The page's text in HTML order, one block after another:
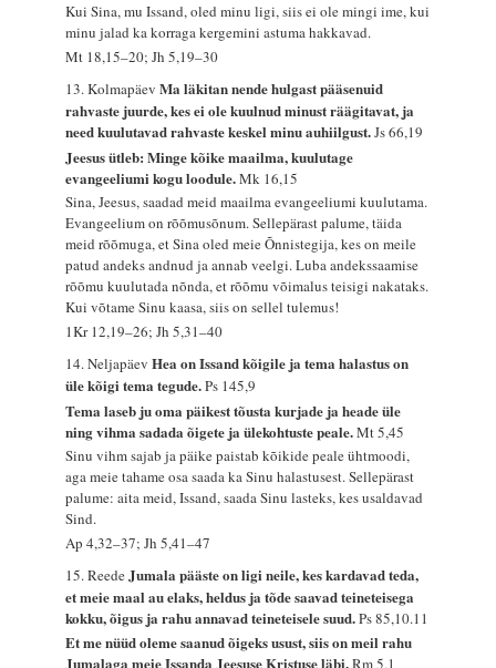
Kui Sina, mu Issand, oled minu ligi, siis ei ole mingi ime, kui
minu jalad ka korraga kergemini astuma hakkavad.
Mt 18,15–20; Jh 5,19–30
13. KolmapäevMa läkitan nende hulgast pääsenuid
rahvaste juurde, kes ei ole kuulnud minust räägitavat, ja
need kuulutavad rahvaste keskel minu auhiilgust.Js 66,19
Jeesus ütleb: Minge kõike maailma, kuulutage
evangeeliumi kogu loodule.Mk 16,15
Sina, Jeesus, saadad meid maailma evangeeliumi kuulutama.
Evangeelium on rõõmusõnum. Sellepärast palume, täida
meid rõõmuga, et Sina oled meie Õnnistegija, kes on meile
patud andeks andnud ja annab veelgi. Luba andekssaamise
rõõmu kuulutada nõnda, et rõõmu võimalus teisigi nakataks.
Kui võtame Sinu kaasa, siis on sellel tulemus!
1Kr 12,19–26; Jh 5,31–40
14. NeljapäevHea on Issand kõigile ja tema halastus on
üle kõigi tema tegude.Ps 145,9
Tema laseb ju oma päikest tõusta kurjade ja heade üle
ning vihma sadada õigete ja ülekohtuste peale.Mt 5,45
Sinu vihm sajab ja päike paistab kõikide peale ühtmoodi,
aga meie tahame osa saada ka Sinu halastusest. Sellepärast
palume: aita meid, Issand, saada Sinu lasteks, kes usaldavad
Sind.
Ap 4,32–37; Jh 5,41–47
15. ReedeJumala pääste on ligi neile, kes kardavad teda,
et meie maal au elaks, heldus ja tõde saavad teineteisega
kokku, õigus ja rahu annavad teineteisele suud.Ps 85,10.11
Et me nüüd oleme saanud õigeks usust, siis on meil rahu
Jumalaga meie Issanda Jeesuse Kristuse läbi.